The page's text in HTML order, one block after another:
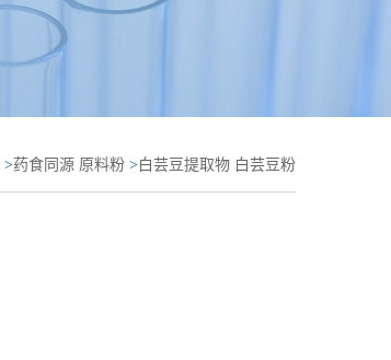
>药食同源 原料粉 > 白芸豆提取物 白芸豆粉